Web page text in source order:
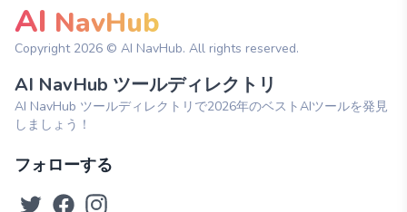
AI NavHub
Copyright 2026 © AI NavHub. All rights reserved.
AI NavHub ツールディレクトリ
AI NavHub ツールディレクトリで2026年のベストAIツールを発見
しましょう！
フォローする